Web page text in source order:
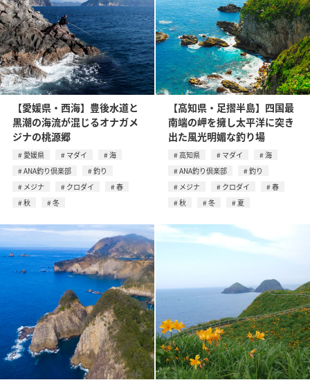
【愛媛県・西海】豊後水道と
黒潮の海流が混じるオナガメ
ジナの桃源郷
愛媛県 マダイ
海
ANA釣り倶楽部
釣り
メジナ
クロダイ
春
秋
冬
【高知県・足摺半島】四国最
南端の岬を擁し太平洋に突き
出た風光明媚な釣り場
高知県 マダイ
海
ANA釣り倶楽部
釣り
メジナ
クロダイ
春
秋
冬 夏